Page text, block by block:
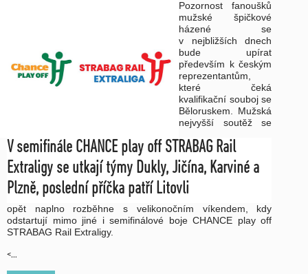
V semifinále CHANCE play off STRABAG Rail
Extraligy se utkají týmy Dukly, Jičína, Karviné a
Plzně, poslední příčka patří Litovli
Pozornost fanoušků
mužské špičkové
házené se
v nejbližších dnech
bude upírat
především k českým
reprezentantům,
které čeká
kvalifikační souboj se
Běloruskem. Mužská
nejvyšší soutěž se
opět naplno rozběhne s velikonočním víkendem, kdy
odstartují mimo jiné i semifinálové boje CHANCE play off
STRABAG Rail Extraligy.
<…